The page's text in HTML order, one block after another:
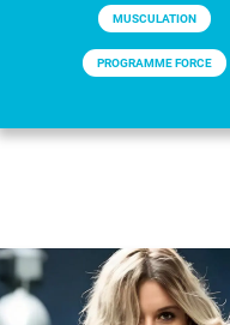
MUSCULATION
PROGRAMME FORCE